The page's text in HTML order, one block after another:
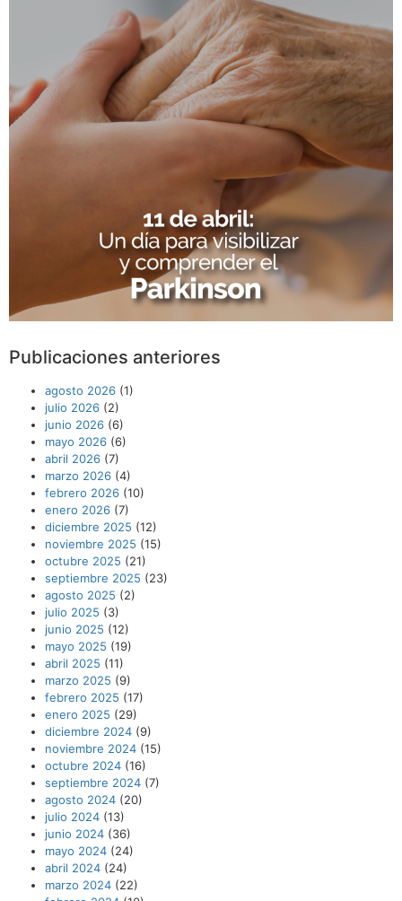
Publicaciones anteriores
agosto 2026 (1)
julio 2026 (2)
junio 2026 (6)
mayo 2026 (6)
abril 2026 (7)
marzo 2026 (4)
febrero 2026 (10)
enero 2026 (7)
diciembre 2025 (12)
noviembre 2025 (15)
octubre 2025 (21)
septiembre 2025 (23)
agosto 2025 (2)
julio 2025 (3)
junio 2025 (12)
mayo 2025 (19)
abril 2025 (11)
marzo 2025 (9)
febrero 2025 (17)
enero 2025 (29)
diciembre 2024 (9)
noviembre 2024 (15)
octubre 2024 (16)
septiembre 2024 (7)
agosto 2024 (20)
julio 2024 (13)
junio 2024 (36)
mayo 2024 (24)
abril 2024 (24)
marzo 2024 (22)